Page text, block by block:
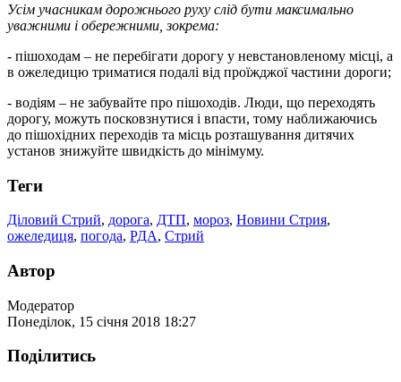
Усім учасникам дорожнього руху слід бути максимально
уважними і обережними, зокрема:
- пішоходам – не перебігати дорогу у невстановленому місці, а
в ожеледицю триматися подалі від проїжджої частини дороги;
- водіям – не забувайте про пішоходів. Люди, що переходять
дорогу, можуть посковзнутися і впасти, тому наближаючись
до пішохідних переходів та місць розташування дитячих
установ знижуйте швидкість до мінімуму.
Теги
Діловий Стрий, дорога, ДТП, мороз, Новини Стрия,
ожеледиця, погода, РДА, Стрий
Автор
Модератор
Понеділок, 15 січня 2018 18:27
Поділитись